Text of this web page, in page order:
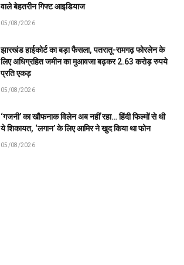
वाले बेहतरीन गिफ्ट आइडियाज
05/08/2026
झारखंड हाईकोर्ट का बड़ा फैसला, पतरातू-रामगढ़ फोरलेन के
लिए अधिग्रहित जमीन का मुआवजा बढ़कर 2.63 करोड़ रुपये
प्रति एकड़
05/08/2026
‘गजनी’ का खौफनाक विलेन अब नहीं रहा… हिंदी फिल्मों से थी
ये शिकायत, ‘लगान’ के लिए आमिर ने खुद किया था फोन
05/08/2026